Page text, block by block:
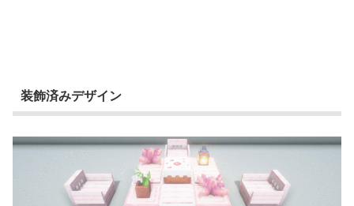
装飾済みデザイン